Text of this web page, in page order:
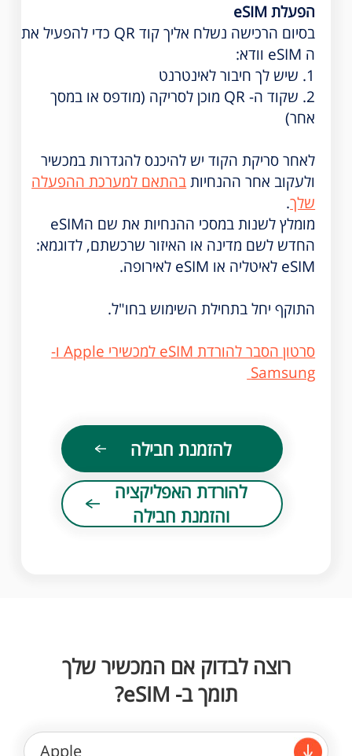
הפעלת eSIM
בסיום הרכישה נשלח אליך קוד QR כדי להפעיל את
ה eSIM וודא:
1. שיש לך חיבור לאינטרנט
2. שקוד ה- QR מוכן לסריקה (מודפס או במסך
אחר)
לאחר סריקת הקוד יש להיכנס להגדרות במכשיר
ולעקוב אחר ההנחיותבהתאם למערכת ההפעלה
שלך.
מומלץ לשנות במסכי ההנחיות את שם הeSIM
החדש לשם מדינה או האיזור שרכשתם, לדוגמא:
eSIM לאיטליה או eSIM לאירופה.
התוקף יחל בתחילת השימוש בחו"ל.
סרטון הסבר להורדת eSIM למכשירי Apple ו-
Samsung
להזמנת חבילה
להורדת האפליקציה
והזמנת חבילה
רוצה לבדוק אם המכשיר שלך
תומך ב- eSIM?
Apple